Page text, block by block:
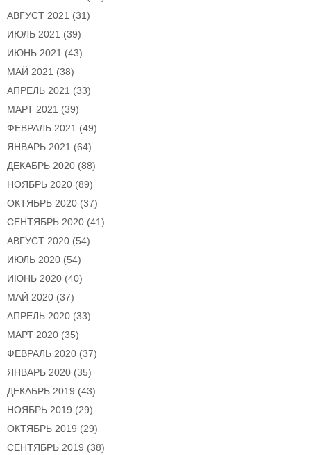
АВГУСТ 2021 (31)
ИЮЛЬ 2021 (39)
ИЮНЬ 2021 (43)
МАЙ 2021 (38)
АПРЕЛЬ 2021 (33)
МАРТ 2021 (39)
ФЕВРАЛЬ 2021 (49)
ЯНВАРЬ 2021 (64)
ДЕКАБРЬ 2020 (88)
НОЯБРЬ 2020 (89)
ОКТЯБРЬ 2020 (37)
СЕНТЯБРЬ 2020 (41)
АВГУСТ 2020 (54)
ИЮЛЬ 2020 (54)
ИЮНЬ 2020 (40)
МАЙ 2020 (37)
АПРЕЛЬ 2020 (33)
МАРТ 2020 (35)
ФЕВРАЛЬ 2020 (37)
ЯНВАРЬ 2020 (35)
ДЕКАБРЬ 2019 (43)
НОЯБРЬ 2019 (29)
ОКТЯБРЬ 2019 (29)
СЕНТЯБРЬ 2019 (38)